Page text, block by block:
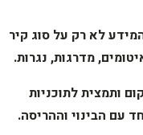
לא רק על סוג קיר
מדרגות, נגרות.
ותמצית לתוכניות
עם הבינוי וההריסה.